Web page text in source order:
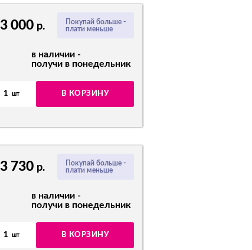
Покупай больше -
плати меньше
3 000 р.
в наличии -
получи в понедельник
1 шт В КОРЗИНУ
Покупай больше -
плати меньше
3 730 р.
в наличии -
получи в понедельник
1 шт В КОРЗИНУ